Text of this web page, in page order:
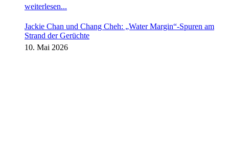
weiterlesen...
Jackie Chan und Chang Cheh: „Water Margin“-Spuren am
Strand der Gerüchte
10. Mai 2026